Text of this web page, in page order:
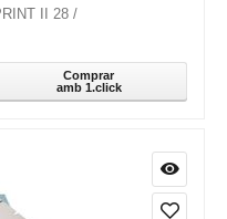
II 28 /
Comprar
amb 1.click